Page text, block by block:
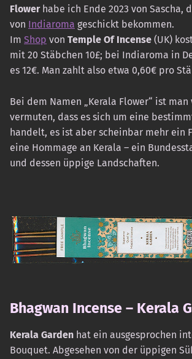
Flowerhabe ich Ende 2023 von Sascha,
von Indiaroma geschickt bekommen.
Im Shop von Temple Of Incense (UK)
mit 20 Stäbchen 10£; bei Indiaroma in
es 12€. Man zahlt also etwa 0,60€ pro
Bei dem Namen „Kerala Flower“ ist man
vermuten, dass es sich um eine
handelt, es ist aber scheinbar mehr ein
eine Hommage an Kerala – ein
und dessen üppige Landschaften.
Bhagwan Incense – Kerala
Kerala Garden hat ein ausgesprochen
Bouquet. Abgesehen von der üppigen